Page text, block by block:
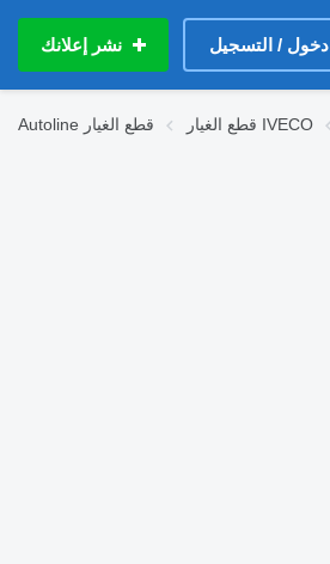
دخول / التسجيل نشر إعلانك
Autoline قطع الغيار قطع الغيار IVECO